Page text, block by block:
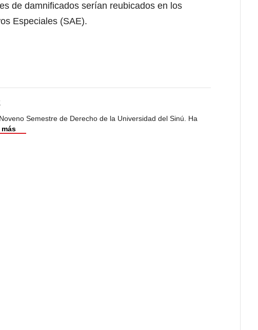
de damnificados serían reubicados en los
Especiales (SAE).
Semestre de Derecho de la Universidad del Sinú. Ha
más